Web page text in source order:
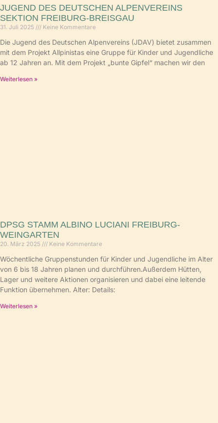
JUGEND DES DEUTSCHEN ALPENVEREINS
SEKTION FREIBURG-BREISGAU
31. Juli 2025 Keine Kommentare
Die Jugend des Deutschen Alpenvereins (JDAV) bietet zusammen
mit dem Projekt Allpinistas eine Gruppe für Kinder und Jugendliche
ab 12 Jahren an. Mit dem Projekt „bunte Gipfel“ machen wir den
Weiterlesen »
DPSG STAMM ALBINO LUCIANI FREIBURG-
WEINGARTEN
20. März 2025 Keine Kommentare
Wöchentliche Gruppenstunden für Kinder und Jugendliche im Alter
von 6 bis 18 Jahren planen und durchführen.Außerdem Hütten,
Lager und weitere Aktionen organisieren und dabei eine leitende
Funktion übernehmen. Alter: Details:
Weiterlesen »